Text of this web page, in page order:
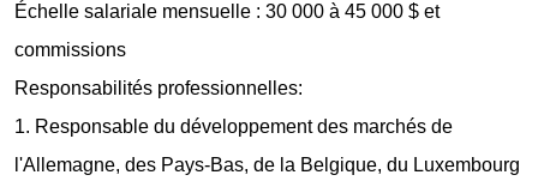
Échelle salariale mensuelle : 30 000 à 45 000 $ et
commissions
Responsabilités professionnelles:
1. Responsable du développement des marchés de
l'Allemagne, des Pays-Bas, de la Belgique, du Luxembourg